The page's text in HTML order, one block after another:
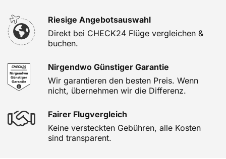
Riesige Angebotsauswahl
Direkt bei CHECK24 Flüge vergleichen &
buchen.
Nirgendwo Günstiger Garantie
Wir garantieren den besten Preis. Wenn
nicht, übernehmen wir die Differenz.
Fairer Flugvergleich
Keine versteckten Gebühren, alle Kosten
sind transparent.